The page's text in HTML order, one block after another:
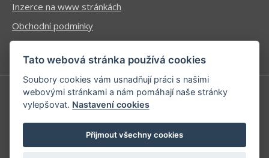
Inzerce na www stránkách
Obchodní podmínky
Ochrana osobních údajů
Příhlášení | Registrace
Kontaktní informace
Mapa stránek
Tato webová stránka používá cookies
Soubory cookies vám usnadňují práci s našimi
webovými stránkami a nám pomáhají naše stránky
vylepšovat. Nastavení cookies
Přijmout všechny cookies